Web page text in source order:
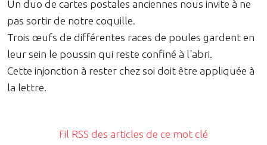
Un duo de cartes postales anciennes nous invite à ne
pas sortir de notre coquille.
Trois œufs de différentes races de poules gardent en
leur sein le poussin qui reste confiné à l'abri.
Cette injonction à rester chez soi doit être appliquée à
la lettre.
Fil RSS des articles de ce mot clé